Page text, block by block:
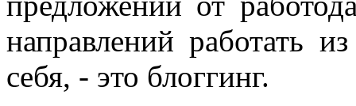
направлений работать
себя, - это блоггинг.